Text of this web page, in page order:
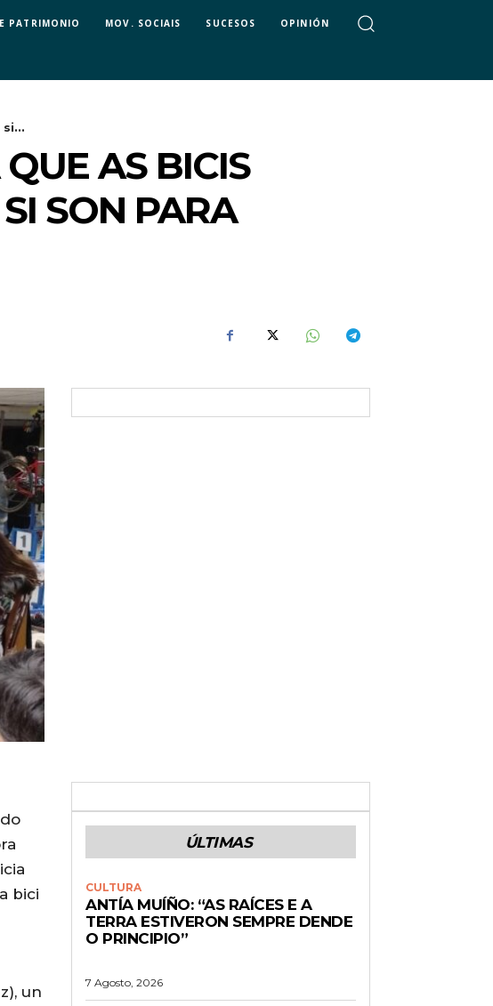
PATRIMONIO MOV. SOCIAIS SUCESOS OPINIÓN
AS BICIS
SON PARA
bici
un
ÚLTIMAS
CULTURA
ANTÍA MUÍÑO: “AS RAÍCES E A
TERRA ESTIVERON SEMPRE DENDE
O PRINCIPIO”
7 Agosto, 2026